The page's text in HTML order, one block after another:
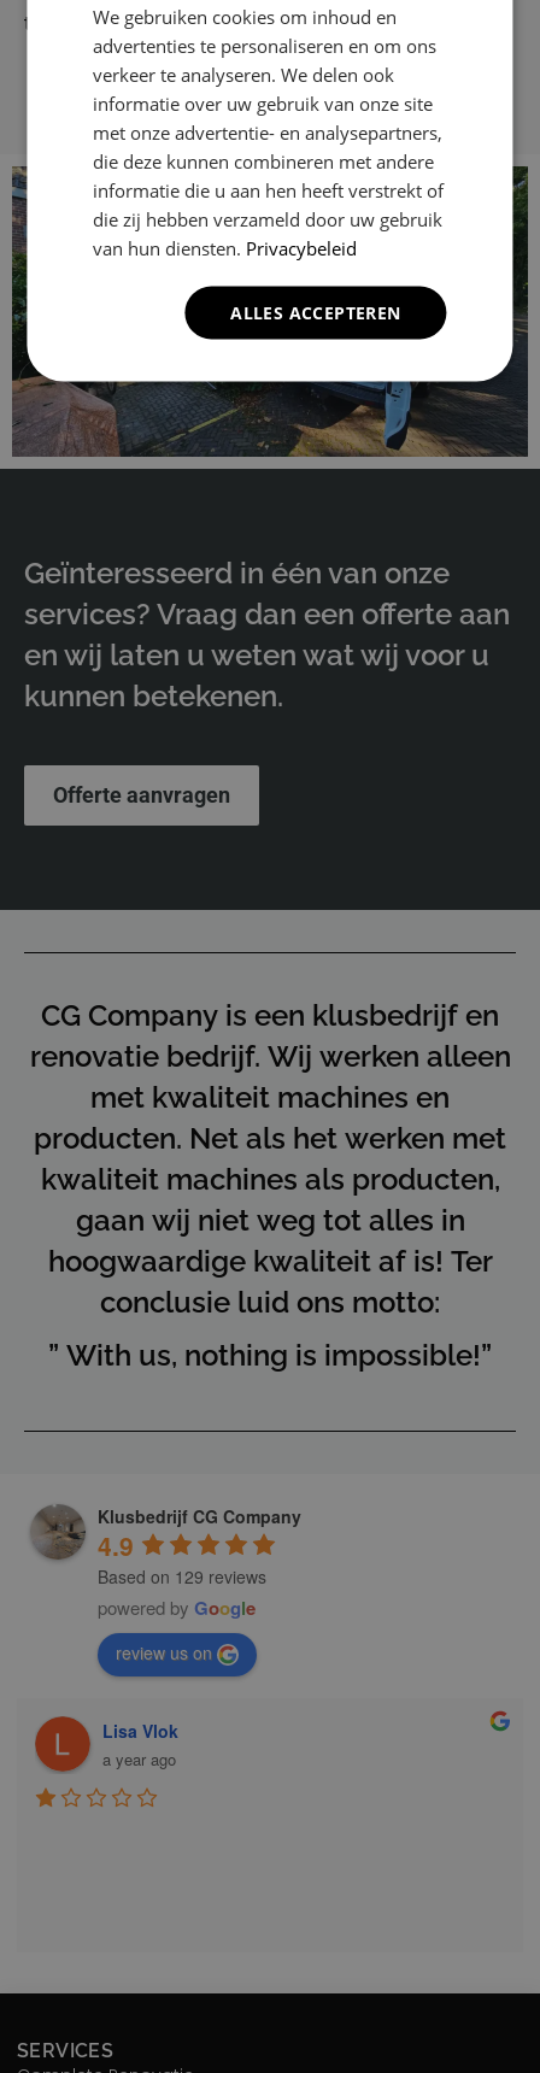
tevredenheid is onze missie!
Geïnteresseerd in één van onze
services? Vraag dan een offerte aan
en wij laten u weten wat wij voor u
kunnen betekenen.
Offerte aanvragen
CG Company is een klusbedrijf en
renovatie bedrijf. Wij werken alleen
met kwaliteit machines en
producten. Net als het werken met
kwaliteit machines als producten,
gaan wij niet weg tot alles in
hoogwaardige kwaliteit af is! Ter
conclusie luid ons motto:
” With us, nothing is impossible!”
Klusbedrijf CG Company
4.9
Based on 129 reviews
powered by Google
review us on
Lisa Vlok
a year ago
SERVICES
We gebruiken cookies om inhoud en
advertenties te personaliseren en om ons
verkeer te analyseren. We delen ook
informatie over uw gebruik van onze site
met onze advertentie- en analysepartners,
die deze kunnen combineren met andere
informatie die u aan hen heeft verstrekt of
die zij hebben verzameld door uw gebruik
van hun diensten. Privacybeleid
ALLES ACCEPTEREN